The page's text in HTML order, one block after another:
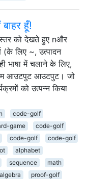
हूँ!
स्तर को देखते हुए nऔर
(के लिए ~, उत्पादन
भाषा में चलाने के लिए,
आउटपुट आउटपुट। जो
को उत्पन्न किया
code-golf
game
code-golf
code-golf
code-golf
alphabet
sequence
math
proof-golf